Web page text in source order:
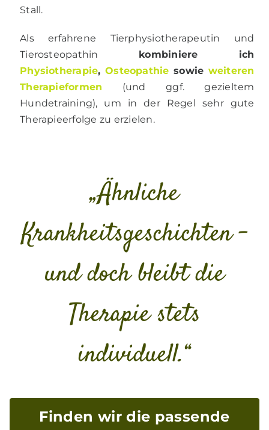
Stall.
Als erfahrene Tierphysiotherapeutin und
Tierosteopathin kombiniere ich
Physiotherapie,Osteopathie sowie weiteren
Therapieformen (und ggf. gezieltem
Hundetraining), um in der Regel sehr gute
Therapieerfolge zu erzielen.
„Ähnliche
Krankheitsgeschichten –
und doch bleibt die
Therapie stets
individuell.“
Finden wir die passende